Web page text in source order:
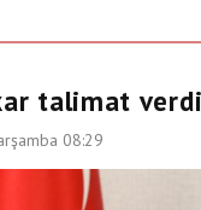
talimat
08:29